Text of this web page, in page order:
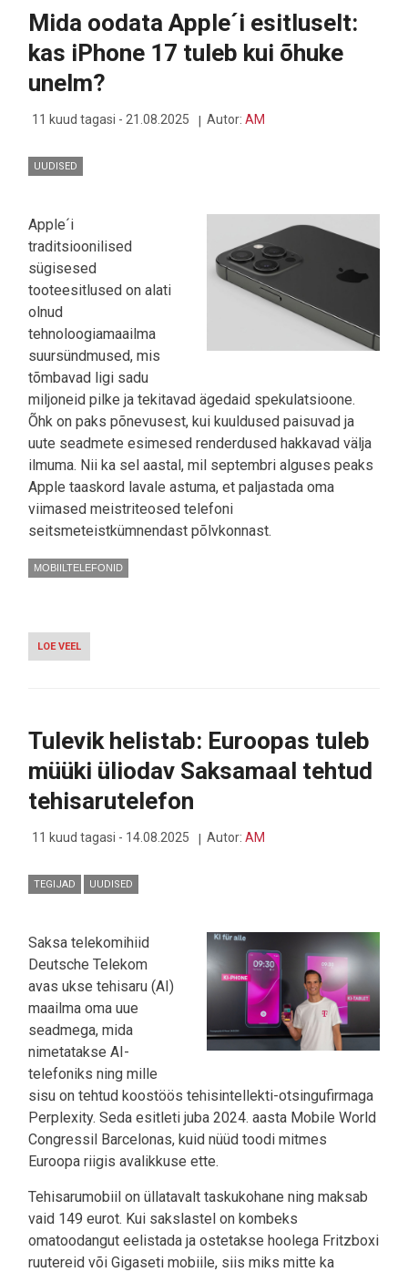
TÕI
SUUREMA
VÄLJA
UUE
PIXEL
SEERIA
Mida oodata Apple´i esitluselt:
kas iPhone 17 tuleb kui õhuke
unelm?
11 kuud tagasi - 21.08.2025 Autor: AM
UUDISED
Apple´i
traditsioonilised
sügisesed
tooteesitlused on alati
olnud
tehnoloogiamaailma
suursündmused, mis
tõmbavad ligi sadu
miljoneid pilke ja tekitavad ägedaid spekulatsioone.
Õhk on paks põnevusest, kui kuuldused paisuvad ja
uute seadmete esimesed renderdused hakkavad välja
ilmuma. Nii ka sel aastal, mil septembri alguses peaks
Apple taaskord lavale astuma, et paljastada oma
viimased meistriteosed telefoni
seitsmeteistkümnendast põlvkonnast.
MOBIILTELEFONID
LOE VEEL
MIDA
KAS
17
KUI
UNELM?
Tulevik helistab: Euroopas tuleb
müüki üliodav Saksamaal tehtud
tehisarutelefon
11 kuud tagasi - 14.08.2025 Autor: AM
TEGIJAD UUDISED
Saksa telekomihiid
Deutsche Telekom
avas ukse tehisaru (AI)
maailma oma uue
seadmega, mida
nimetatakse AI-
telefoniks ning mille
sisu on tehtud koostöös tehisintellekti-otsingufirmaga
Perplexity. Seda esitleti juba 2024. aasta Mobile World
Congressil Barcelonas, kuid nüüd toodi mitmes
Euroopa riigis avalikkuse ette.
Tehisarumobiil on üllatavalt taskukohane ning maksab
vaid 149 eurot. Kui sakslastel on kombeks
omatoodangut eelistada ja ostetakse hoolega Fritzboxi
ruutereid või Gigaseti mobiile, siis miks mitte ka